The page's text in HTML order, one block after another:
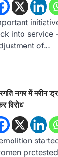
into service
of…
नगर में मरीन
विरोध